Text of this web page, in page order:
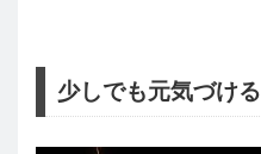
少しでも元気づける